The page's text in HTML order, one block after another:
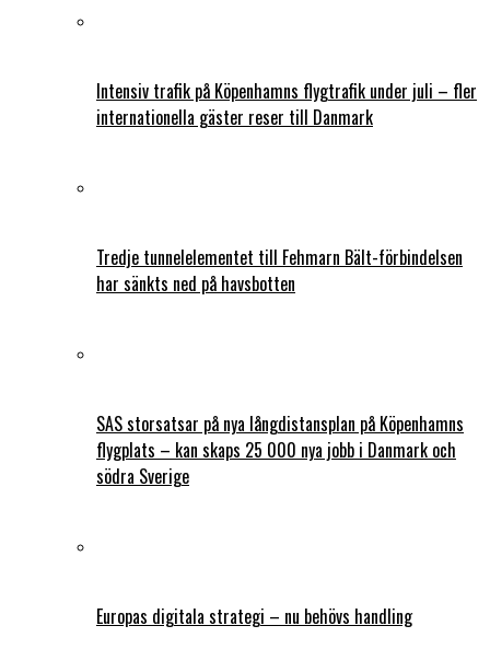
Intensiv trafik på Köpenhamns flygtrafik under juli – fler
internationella gäster reser till Danmark
Tredje tunnelelementet till Fehmarn Bält-förbindelsen
har sänkts ned på havsbotten
SAS storsatsar på nya långdistansplan på Köpenhamns
flygplats – kan skaps 25 000 nya jobb i Danmark och
södra Sverige
Europas digitala strategi – nu behövs handling